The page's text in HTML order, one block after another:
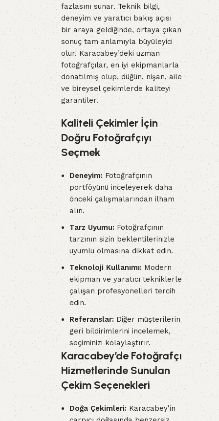
fazlasını sunar. Teknik bilgi,
deneyim ve yaratıcı bakış açısı
bir araya geldiğinde, ortaya çıkan
sonuç tam anlamıyla büyüleyici
olur. Karacabey’deki uzman
fotoğrafçılar, en iyi ekipmanlarla
donatılmış olup, düğün, nişan, aile
ve bireysel çekimlerde kaliteyi
garantiler.
Kaliteli Çekimler İçin
Doğru Fotoğrafçıyı
Seçmek
Deneyim:Fotoğrafçının
portföyünü inceleyerek daha
önceki çalışmalarından ilham
alın.
Tarz Uyumu: Fotoğrafçının
tarzının sizin beklentilerinizle
uyumlu olmasına dikkat edin.
Teknoloji Kullanımı:Modern
ekipman ve yaratıcı tekniklerle
çalışan profesyonelleri tercih
edin.
Referanslar: Diğer müşterilerin
geri bildirimlerini incelemek,
seçiminizi kolaylaştırır.
Karacabey’de Fotoğrafçı
Hizmetlerinde Sunulan
Çekim Seçenekleri
Doğa Çekimleri:Karacabey'in